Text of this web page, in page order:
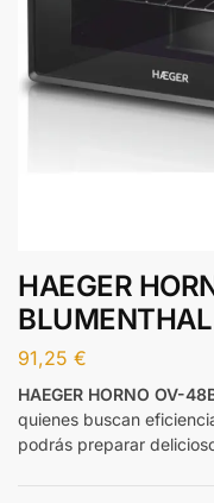
HAEGER
91,25 €
HAEGER HORNO OV-
quienes buscan
podrás preparar